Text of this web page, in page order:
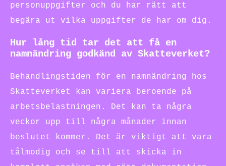
personuppgifter och du har rätt att
begära ut vilka uppgifter de har om dig.
Hur lång tid tar det att få en
namnändring godkänd av Skatteverket?
Behandlingstiden för en namnändring hos
Skatteverket kan variera beroende på
arbetsbelastningen. Det kan ta några
veckor upp till några månader innan
beslutet kommer. Det är viktigt att vara
tålmodig och se till att skicka in